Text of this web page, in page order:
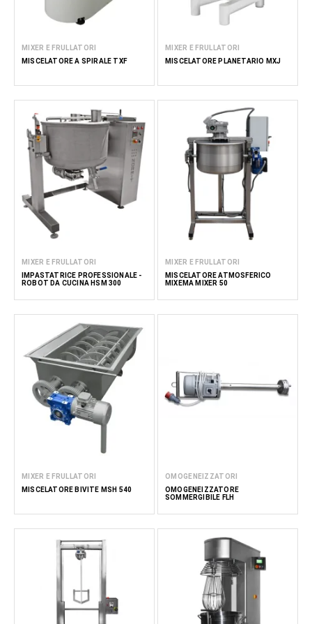
MIXER E FRULLATORI
MISCELATORE A SPIRALE TXF
MIXER E FRULLATORI
MISCELATORE PLANETARIO MXJ
MIXER E FRULLATORI
IMPASTATRICE PROFESSIONALE -
ROBOT DA CUCINA HSM 300
MIXER E FRULLATORI
MISCELATORE ATMOSFERICO
MIXEMA MIXER 50
MIXER E FRULLATORI
MISCELATORE BIVITE MSH 540
OMOGENEIZZATORI
OMOGENEIZZATORE
SOMMERGIBILE FLH